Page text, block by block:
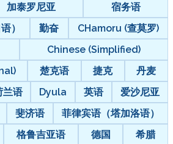
加泰罗尼亚
宿务语
）
勤奋
CHamoru (查莫罗)
Chinese (Simplified)
楚克语 捷克
丹麦
兰语 Dyula 英语
爱沙尼亚
斐济语
菲律宾语（塔加洛语）
格鲁吉亚语 德国
希腊